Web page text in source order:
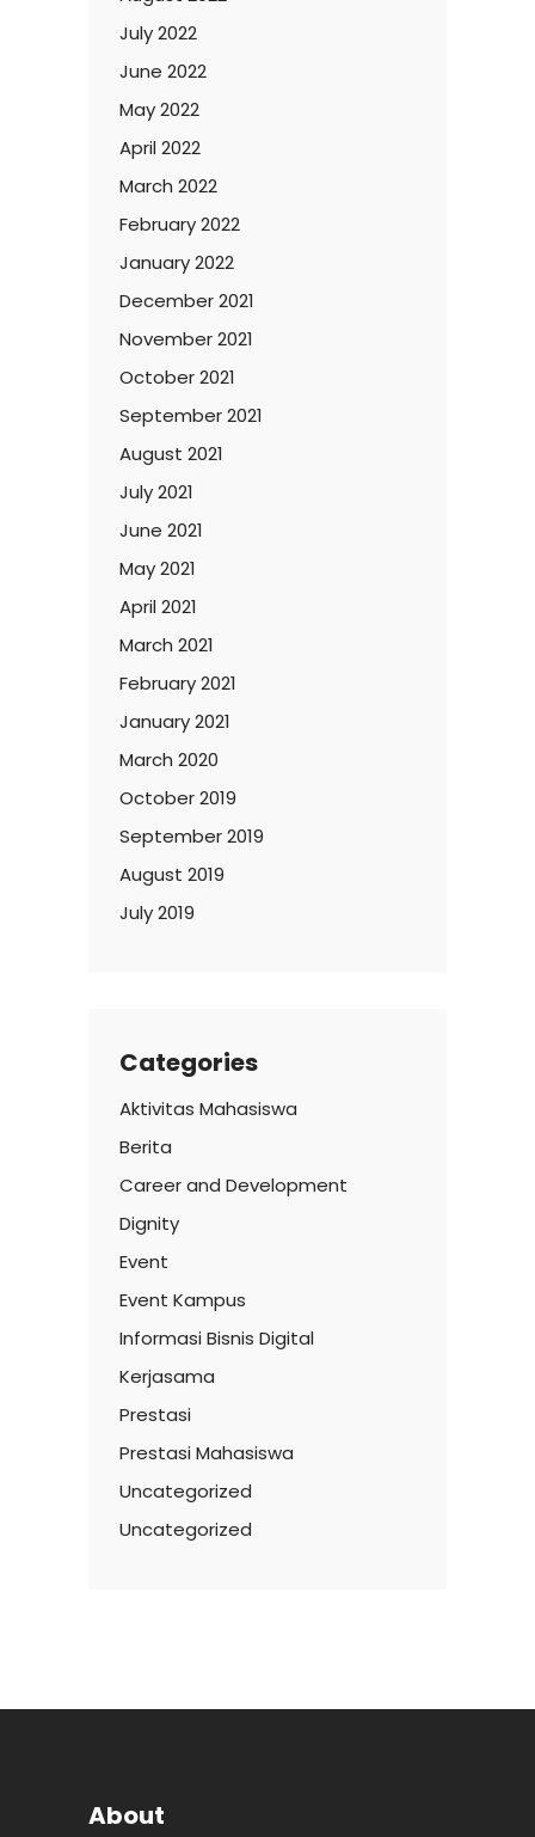
July 2022
June 2022
May 2022
April 2022
March 2022
February 2022
January 2022
December 2021
November 2021
October 2021
September 2021
August 2021
July 2021
June 2021
May 2021
April 2021
March 2021
February 2021
January 2021
March 2020
October 2019
September 2019
August 2019
July 2019
Categories
Aktivitas Mahasiswa
Berita
Career and Development
Dignity
Event
Event Kampus
Informasi Bisnis Digital
Kerjasama
Prestasi
Prestasi Mahasiswa
Uncategorized
Uncategorized
About